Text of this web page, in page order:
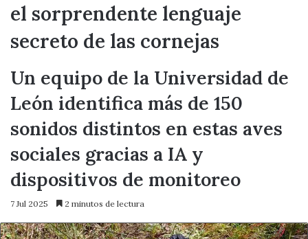
el sorprendente lenguaje
secreto de las cornejas
Un equipo de la Universidad de
León identifica más de 150
sonidos distintos en estas aves
sociales gracias a IA y
dispositivos de monitoreo
7 Jul 2025 2 minutos de lectura